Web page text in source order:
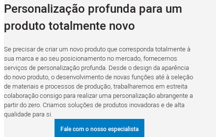
Personalização profunda para um
produto totalmente novo
Se precisar de criar um novo produto que corresponda totalmente à
sua marca e ao seu posicionamento no mercado, fornecemos
serviços de personalização profunda. Desde o design da aparência
do novo produto, o desenvolvimento de novas funções até à seleção
de materiais e processos de produção, trabalharemos em estreita
colaboração consigo para realizar uma personalização abrangente a
partir do zero. Criamos soluções de produtos inovadoras e de alta
qualidade para si.
Fale com o nosso especialista